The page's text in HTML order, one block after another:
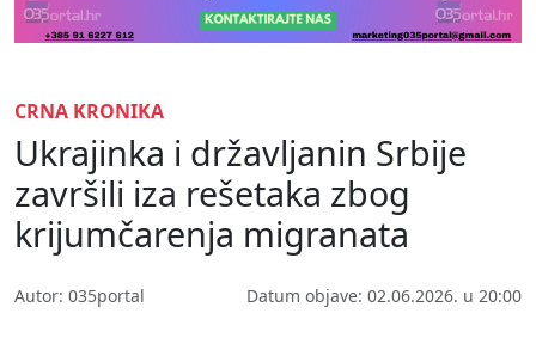
CRNA KRONIKA
Ukrajinka i državljanin Srbije
završili iza rešetaka zbog
krijumčarenja migranata
Autor: 035portal Datum objave: 02.06.2026. u 20:00